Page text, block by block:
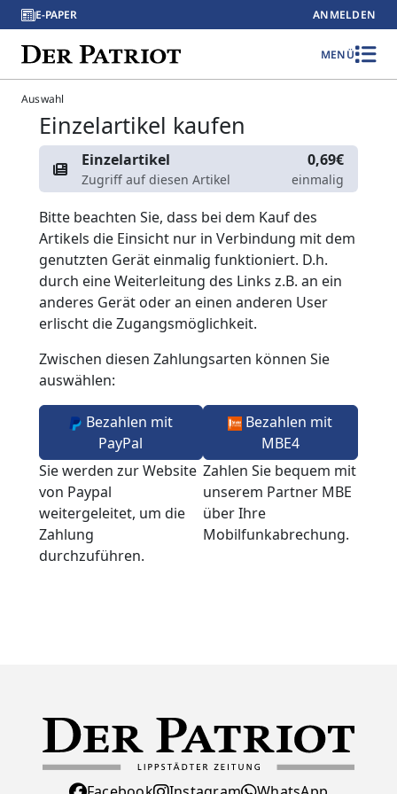
E-PAPER ANMELDEN
MENÜ
Auswahl
Einzelartikel kaufen
Einzelartikel
Zugriff auf diesen Artikel
0,69€
einmalig
Bitte beachten Sie, dass bei dem Kauf des
Artikels die Einsicht nur in Verbindung mit dem
genutzten Gerät einmalig funktioniert. D.h.
durch eine Weiterleitung des Links z.B. an ein
anderes Gerät oder an einen anderen User
erlischt die Zugangsmöglichkeit.
Zwischen diesen Zahlungsarten können Sie
auswählen:
Bezahlen mit
PayPal
Sie werden zur Website
von Paypal
weitergeleitet, um die
Zahlung
durchzuführen.
Bezahlen mit
MBE4
Zahlen Sie bequem mit
unserem Partner MBE
über Ihre
Mobilfunkabrechung.